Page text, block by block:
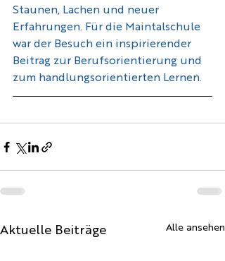
Staunen, Lachen und neuer
Erfahrungen. Für die Maintalschule
war der Besuch ein inspirierender
Beitrag zur Berufsorientierung und
zum handlungsorientierten Lernen.
Aktuelle Beiträge Alle ansehen